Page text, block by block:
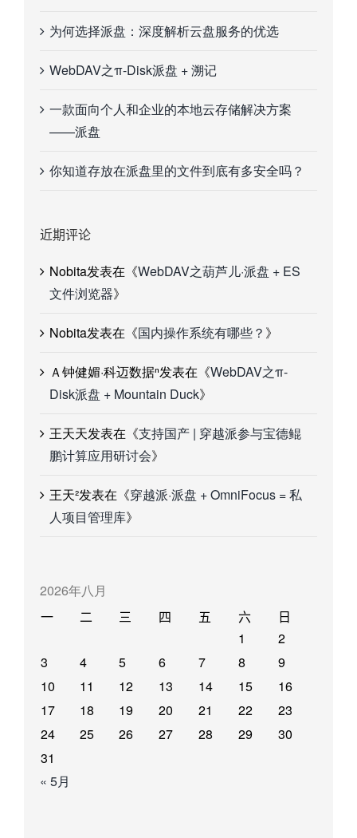
为何选择派盘：深度解析云盘服务的优选
WebDAV之π-Disk派盘 + 溯记
一款面向个人和企业的本地云存储解决方案
——派盘
你知道存放在派盘里的文件到底有多安全吗？
近期评论
Nobita发表在《WebDAV之葫芦儿·派盘 + ES
文件浏览器》
Nobita发表在《国内操作系统有哪些？ 》
Ａ钟健媚·科迈数据ⁿ发表在《WebDAV之π-
Disk派盘 + Mountain Duck》
王天天发表在《支持国产 | 穿越派参与宝德鲲
鹏计算应用研讨会》
王天²发表在《穿越派·派盘 + OmniFocus = 私
人项目管理库》
2026年八月
一 二 三 四 五 六 日
1
2
3
4 5 6 7 8
9
10
11 12 13 14 15
16
17
18 19 20 21 22
23
24
25 26 27 28 29
30
31
« 5月